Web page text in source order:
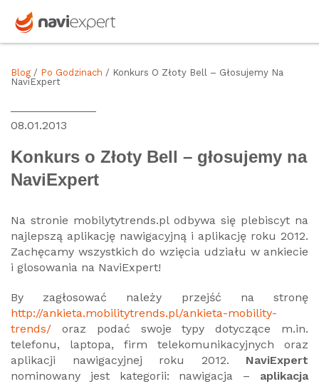
Blog / Po Godzinach / Konkurs O Złoty Bell – Głosujemy Na
NaviExpert
08.01.2013
Konkurs o Złoty Bell – głosujemy na
NaviExpert
Na stronie mobilytytrends.pl odbywa się plebiscyt na
najlepszą aplikację nawigacyjną i aplikację roku 2012.
Zachęcamy wszystkich do wzięcia udziału w ankiecie
i glosowania na NaviExpert!
By zagłosować należy przejść na stronę
http://ankieta.mobilitytrends.pl/ankieta-mobility-
trends/ oraz podać swoje typy dotyczące m.in.
telefonu, laptopa, firm telekomunikacyjnych oraz
aplikacji nawigacyjnej roku 2012. NaviExpert
nominowany jest kategorii: nawigacja – aplikacja